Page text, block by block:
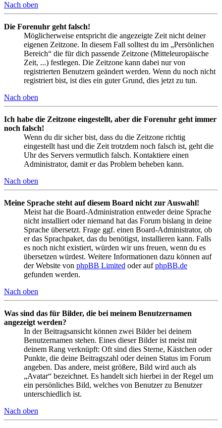
Nach oben
Die Forenuhr geht falsch!
Möglicherweise entspricht die angezeigte Zeit nicht deiner
eigenen Zeitzone. In diesem Fall solltest du im „Persönlichen
Bereich“ die für dich passende Zeitzone (Mitteleuropäische
Zeit, ...) festlegen. Die Zeitzone kann dabei nur von
registrierten Benutzern geändert werden. Wenn du noch nicht
registriert bist, ist dies ein guter Grund, dies jetzt zu tun.
Nach oben
Ich habe die Zeitzone eingestellt, aber die Forenuhr geht immer
noch falsch!
Wenn du dir sicher bist, dass du die Zeitzone richtig
eingestellt hast und die Zeit trotzdem noch falsch ist, geht die
Uhr des Servers vermutlich falsch. Kontaktiere einen
Administrator, damit er das Problem beheben kann.
Nach oben
Meine Sprache steht auf diesem Board nicht zur Auswahl!
Meist hat die Board-Administration entweder deine Sprache
nicht installiert oder niemand hat das Forum bislang in deine
Sprache übersetzt. Frage ggf. einen Board-Administrator, ob
er das Sprachpaket, das du benötigst, installieren kann. Falls
es noch nicht existiert, würden wir uns freuen, wenn du es
übersetzen würdest. Weitere Informationen dazu können auf
der Website von phpBB Limited oder aufphpBB.de
gefunden werden.
Nach oben
Was sind das für Bilder, die bei meinem Benutzernamen
angezeigt werden?
In der Beitragsansicht können zwei Bilder bei deinem
Benutzernamen stehen. Eines dieser Bilder ist meist mit
deinem Rang verknüpft: Oft sind dies Sterne, Kästchen oder
Punkte, die deine Beitragszahl oder deinen Status im Forum
angeben. Das andere, meist größere, Bild wird auch als
„Avatar“ bezeichnet. Es handelt sich hierbei in der Regel um
ein persönliches Bild, welches von Benutzer zu Benutzer
unterschiedlich ist.
Nach oben